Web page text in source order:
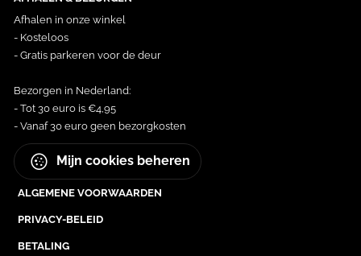
Afhalen in onze winkel
- Kosteloos
- Gratis parkeren voor de deur
Bezorgen in Nederland:
- Tot 30 euro is €4,95
- Vanaf 30 euro geen bezorgkosten
Mijn cookies beheren
ALGEMENE VOORWAARDEN
PRIVACY-BELEID
BETALING